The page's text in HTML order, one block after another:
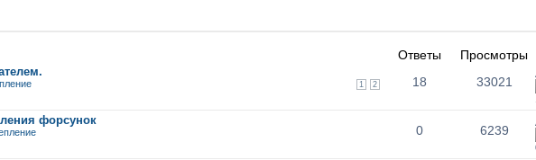
Ответы Просмотры
1 2 18 33021
форсунок
0 6239